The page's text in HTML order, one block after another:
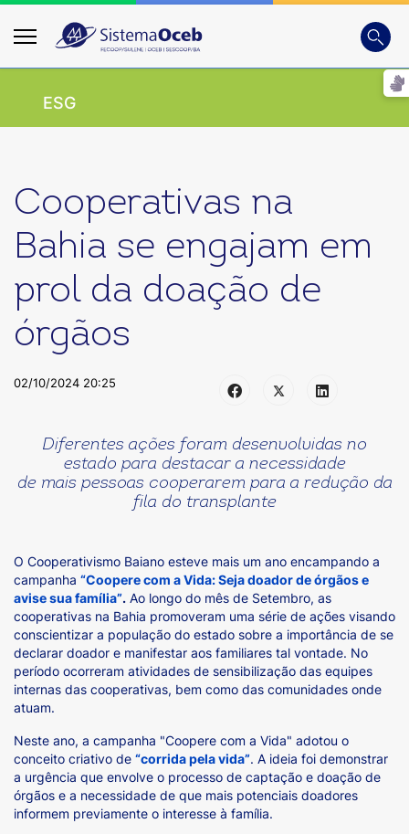
Busca
ESG
Cooperativas na
Bahia se engajam em
prol da doação de
órgãos
02/10/2024 20:25
Diferentes ações foram desenvolvidas no
estado para destacar a necessidade
de mais pessoas cooperarem para a redução da
fila do transplante
O Cooperativismo Baiano esteve mais um ano encampando a
campanha “Coopere com a Vida: Seja doador de órgãos e
avise sua família”. Ao longo do mês de Setembro, as
cooperativas na Bahia promoveram uma série de ações visando
conscientizar a população do estado sobre a importância de se
declarar doador e manifestar aos familiares tal vontade. No
período ocorreram atividades de sensibilização das equipes
internas das cooperativas, bem como das comunidades onde
atuam.
Neste ano, a campanha "Coopere com a Vida" adotou o
conceito criativo de “corrida pela vida”. A ideia foi demonstrar
a urgência que envolve o processo de captação e doação de
órgãos e a necessidade de que mais potenciais doadores
informem previamente o interesse à família.